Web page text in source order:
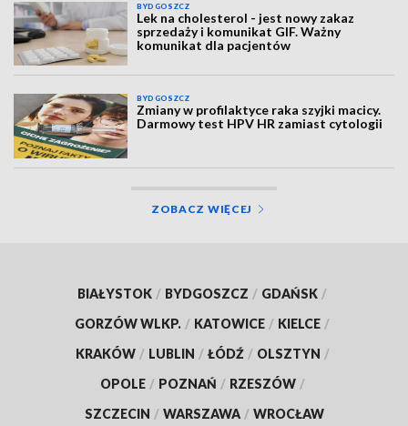
BYDGOSZCZ
Lek na cholesterol - jest nowy zakaz
sprzedaży i komunikat GIF. Ważny
komunikat dla pacjentów
BYDGOSZCZ
Zmiany w profilaktyce raka szyjki macicy.
Darmowy test HPV HR zamiast cytologii
ZOBACZ WIĘCEJ
BIAŁYSTOK / BYDGOSZCZ / GDAŃSK /
GORZÓW WLKP. / KATOWICE / KIELCE /
KRAKÓW / LUBLIN / ŁÓDŹ / OLSZTYN /
OPOLE / POZNAŃ / RZESZÓW /
SZCZECIN / WARSZAWA / WROCŁAW